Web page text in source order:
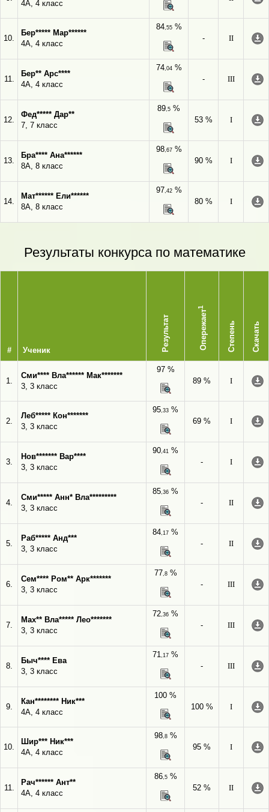
4А, 4 класс
10.
Бер***** Мар******
4А, 4 класс
84,55%
-
II
11.
Бер** Арс****
4А, 4 класс
74,04%
-
III
12.
Фед***** Дар**
7, 7 класс
89,5 %
53 %
I
13.
Бра**** Ана******
8А, 8 класс
98,67%
90 %
I
14.
Мат****** Ели******
8А, 8 класс
97,42%
80 %
I
Результаты конкурса по математике
# Ученик Результат Опережает
1
Степень Скачать
1.
Сми**** Вла****** Мак*******
3, 3 класс
97 %
89 %
I
2.
Леб***** Кон*******
3, 3 класс
95,33 %
69 %
I
3.
Нов******* Вар****
3, 3 класс
90,41 %
-
I
4.
Сми***** Анн* Вла*********
3, 3 класс
85,36 %
-
II
5.
Раб***** Анд***
3, 3 класс
84,17 %
-
II
6.
Сем**** Ром** Арк*******
3, 3 класс
77,8%
-
III
7.
Мах** Вла***** Лео*******
3, 3 класс
72,36 %
-
III
8.
Быч**** Ева
3, 3 класс
71,17 %
-
III
9.
Кан******** Ник***
4А, 4 класс
100 %
100 %
I
10.
Шир*** Ник***
4А, 4 класс
98,8%
95 %
I
11.
Рач****** Ант**
4А, 4 класс
86,5%
52 %
II